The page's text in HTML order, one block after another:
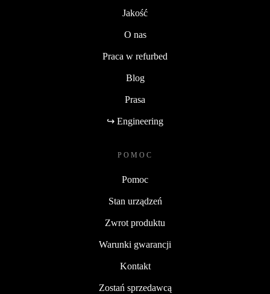
Jakość
O nas
Praca w refurbed
Blog
Prasa
↪ Engineering
POMOC
Pomoc
Stan urządzeń
Zwrot produktu
Warunki gwarancji
Kontakt
Zostań sprzedawcą